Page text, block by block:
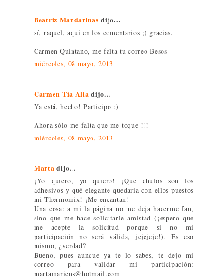
Beatriz Mandarinas dijo...
sí, raquel, aquí en los comentarios ;) gracias.
Carmen Quintano, me falta tu correo Besos
miércoles, 08 mayo, 2013
Carmen Tía Alia dijo...
Ya está, hecho! Participo :)
Ahora sólo me falta que me toque !!!
miércoles, 08 mayo, 2013
Marta dijo...
¡Yo quiero, yo quiero! ¡Qué chulos son los
adhesivos y qué elegante quedaría con ellos puestos
mi Thermomix! ¡Me encantan!
Una cosa: a mí la página no me deja hacerme fan,
sino que me hace solicitarle amistad (¡espero que
me acepte la solicitud porque si no mi
participación no será válida, jejejeje!). Es eso
mismo, ¿verdad?
Bueno, pues aunque ya te lo sabes, te dejo mi
correo para validar mi participación:
martamariens@hotmail.com